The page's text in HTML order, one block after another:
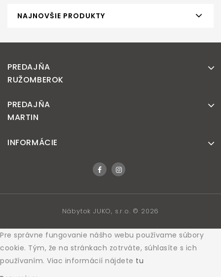
NAJNOVŠIE PRODUKTY
PREDAJŇA
RUŽOMBEROK
PREDAJŇA
MARTIN
INFORMÁCIE
Nábytok JUKO, s.r.o. © 2026
Pre správne fungovanie nášho webu používame súbory
cookie. Tým, že na stránkach zotrváte, súhlasíte s ich
používaním. Viac informácií nájdete tu